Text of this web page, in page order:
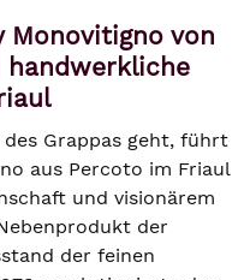
Monovitigno von
handwerkliche
des Grappas geht, führt
aus Percoto im Friaul
und visionärem
der
der feinen